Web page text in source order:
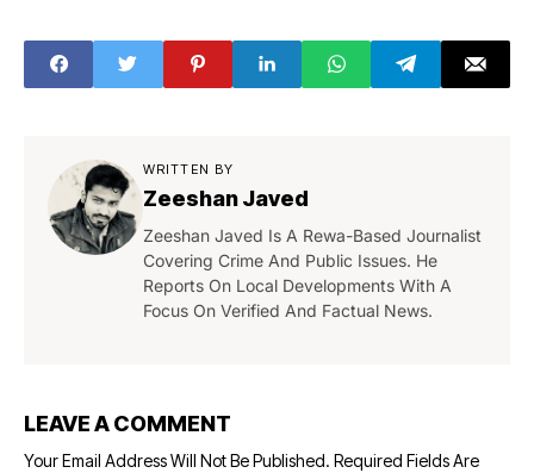
WRITTEN BY
Zeeshan Javed
Zeeshan Javed Is A Rewa-Based Journalist
Covering Crime And Public Issues. He
Reports On Local Developments With A
Focus On Verified And Factual News.
LEAVE A COMMENT
Your Email Address Will Not Be Published. Required Fields Are